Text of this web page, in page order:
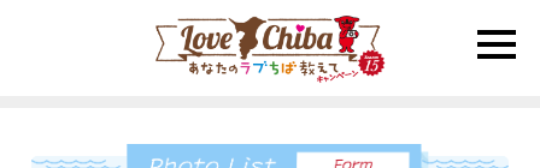
toggle